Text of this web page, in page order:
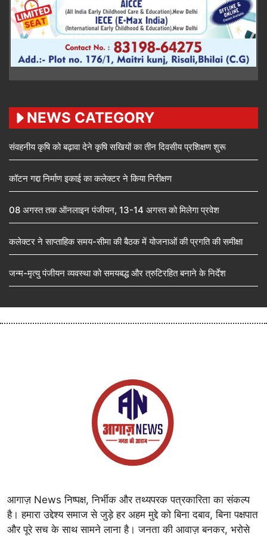
NEWS CATEGORY
संवहनीय कृषि को बढ़ावा देने कृषि सखियों का तीन दिवसीय प्रशिक्षण शुरू
कॉटन गद्दा निर्माण इकाई का कलेक्टर ने किया निरीक्षण
08 अगस्त तक ऑनलाइन पंजीयन, 13-14 अगस्त को मिलेगा प्रवेश
कलेक्टर ने साप्ताहिक समय-सीमा की बैठक में योजनाओं की प्रगति की समीक्षा
जन्म-मृत्यु पंजीयन व्यवस्था को समयबद्ध और त्रुटिरहित बनाने के निर्देश
आगाज़ News निष्पक्ष, निर्भीक और तथ्यपरक पत्रकारिता का संकल्प
है। हमारा उद्देश्य समाज से जुड़े हर अहम मुद्दे को बिना दबाव, बिना पक्षपात
और पूरे सच के साथ सामने लाना है। जनता की आवाज़ बनकर, भरोसे